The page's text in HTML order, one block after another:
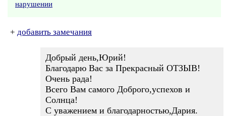
нарушении
+ добавить замечания
Добрый день,Юрий!
Благодарю Вас за Прекрасный ОТЗЫВ!
Очень рада!
Всего Вам самого Доброго,успехов и
Солнца!
С уважением и благодарностью,Дария.